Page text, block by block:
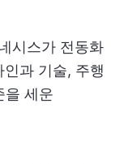
시스가 전동화
과 기술, 주행
을 세운